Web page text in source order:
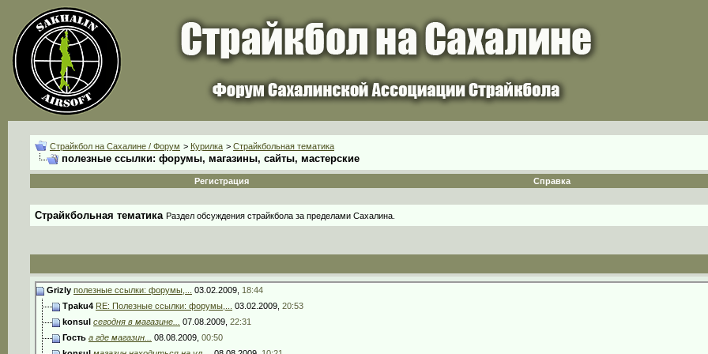
Страйкбол на Сахалине / Форум > Курилка > Страйкбольная тематика
полезные ссылки: форумы, магазины, сайты, мастерские
Регистрация Справка
Страйкбольная тематика Раздел обсуждения страйкбола за пределами Сахалина.
Grizly полезные ссылки: форумы,... 03.02.2009, 18:44
Tpaku4 RE: Полезные ссылки: форумы,... 03.02.2009, 20:53
konsul сегодня в магазине... 07.08.2009, 22:31
Гость а где магазин... 08.08.2009, 00:50